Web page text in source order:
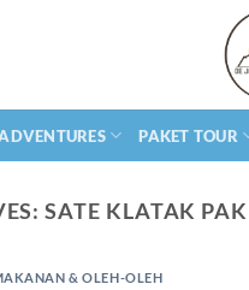
PAKET TOUR
SATE KLATAK
& OLEH-OLEH